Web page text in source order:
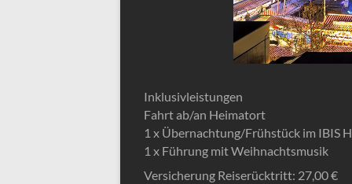
Inklusivleistungen
Fahrt ab/an Heimatort
1 x Übernachtung/Frühstück im IBIS
1 x Führung mit Weihnachtsmusik
Versicherung Reiserücktritt: 27,00 €